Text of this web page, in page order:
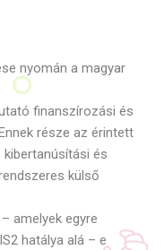
nyomán a magyar
finanszírozási és
része az érintett
és
külső
amelyek egyre
hatálya alá – e